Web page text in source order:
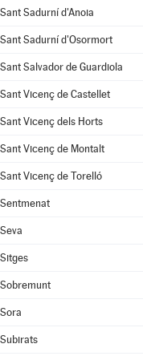
Sant Sadurní d'Anoia
Sant Sadurní d'Osormort
Sant Salvador de Guardiola
Sant Vicenç de Castellet
Sant Vicenç dels Horts
Sant Vicenç de Montalt
Sant Vicenç de Torelló
Sentmenat
Seva
Sitges
Sobremunt
Sora
Subirats